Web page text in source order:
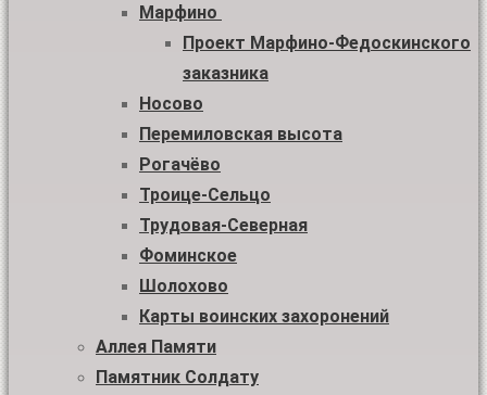
Марфино
Проект Марфино-Федоскинского
заказника
Носово
Перемиловская высота
Рогачёво
Троице-Сельцо
Трудовая-Северная
Фоминское
Шолохово
Карты воинских захоронений
Аллея Памяти
Памятник Солдату